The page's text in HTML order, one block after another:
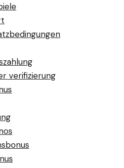
verifizierung